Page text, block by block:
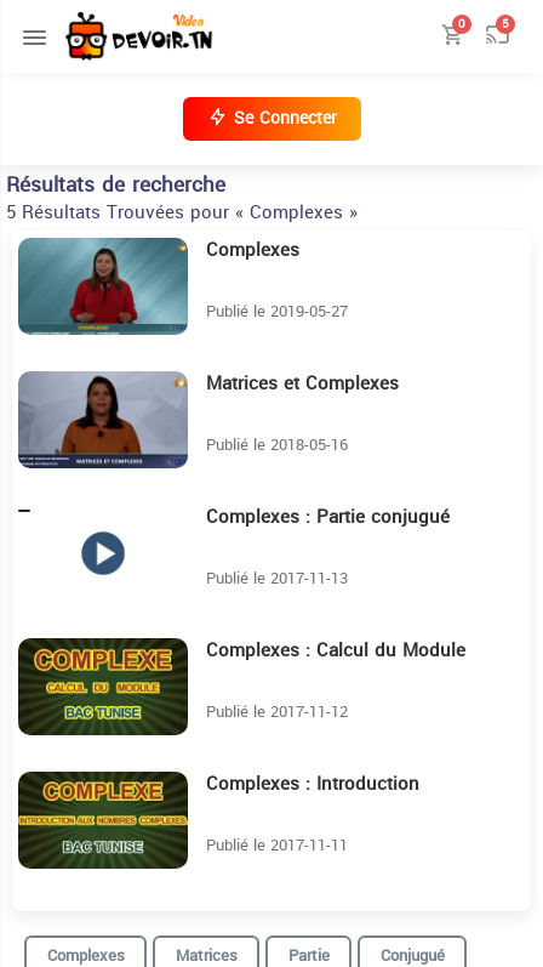
0 5
Se Connecter
Résultats de recherche
5 Résultats Trouvées pour « Complexes »
10:56 Complexes
Publié le 2019-05-27
Matrices et Complexes
Publié le 2018-05-16
Complexes : Partie conjugué
Publié le 2017-11-13
17:51 Complexes : Calcul du Module
Publié le 2017-11-12
5:36 Complexes : Introduction
Publié le 2017-11-11
Complexes Matrices Partie
Conjugué